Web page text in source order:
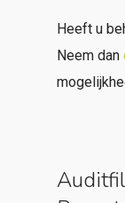
Heeft u
Neem dan